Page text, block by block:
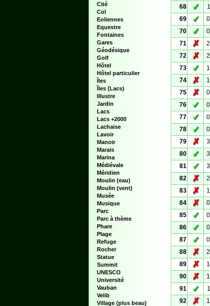
Cité
Col
Eoliennes
Equestre
Fontaines
Gares
Géodésique
Golf
Hôtel
Hôtel particulier
Îles
Îles (Lacs)
Illustre
Jardin
Lacs
Lacs +2000
Lachaise
Lavoir
Manoir
Marais
Marina
Médiévale
Méridien
Moulin (eau)
Moulin (vent)
Musée
Musique
Parc
Parc à thème
Phare
Plage
Refuge
Rocher
Statue
Summit
UNESCO
Université
Vauban
Velib
Village (plus beau)
68
✓
69
✓
70
✓
71
✗
72
✗
73
✓
74
✗
75
✗
76
✓
77
✓
78
✓
79
✗
80
✓
81
✓
82
✗
83
✗
84
✗
85
✓
86
✓
87
✓
88
✗
89
✗
90
✗
91
✓
92
✗